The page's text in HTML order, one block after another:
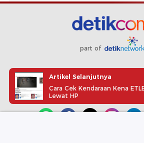
part of
Redaksi Pedoman Media Siber
Info Iklan
Privacy Policy
Artikel Selanjutnya
Cara Cek Kendaraan Kena
Lewat HP